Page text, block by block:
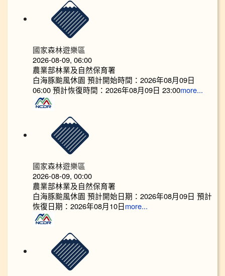
國家森林遊樂區
2026-08-09, 06:00
農業部林業及自然保育署
白海豚颱風休園 預計開始時間：2026年08月09日
06:00 預計恢復時間：2026年08月09日 23:00more...
國家森林遊樂區
2026-08-09, 00:00
農業部林業及自然保育署
白海豚颱風休園 預計開始日期：2026年08月09日 預計
恢復日期：2026年08月10日 more...